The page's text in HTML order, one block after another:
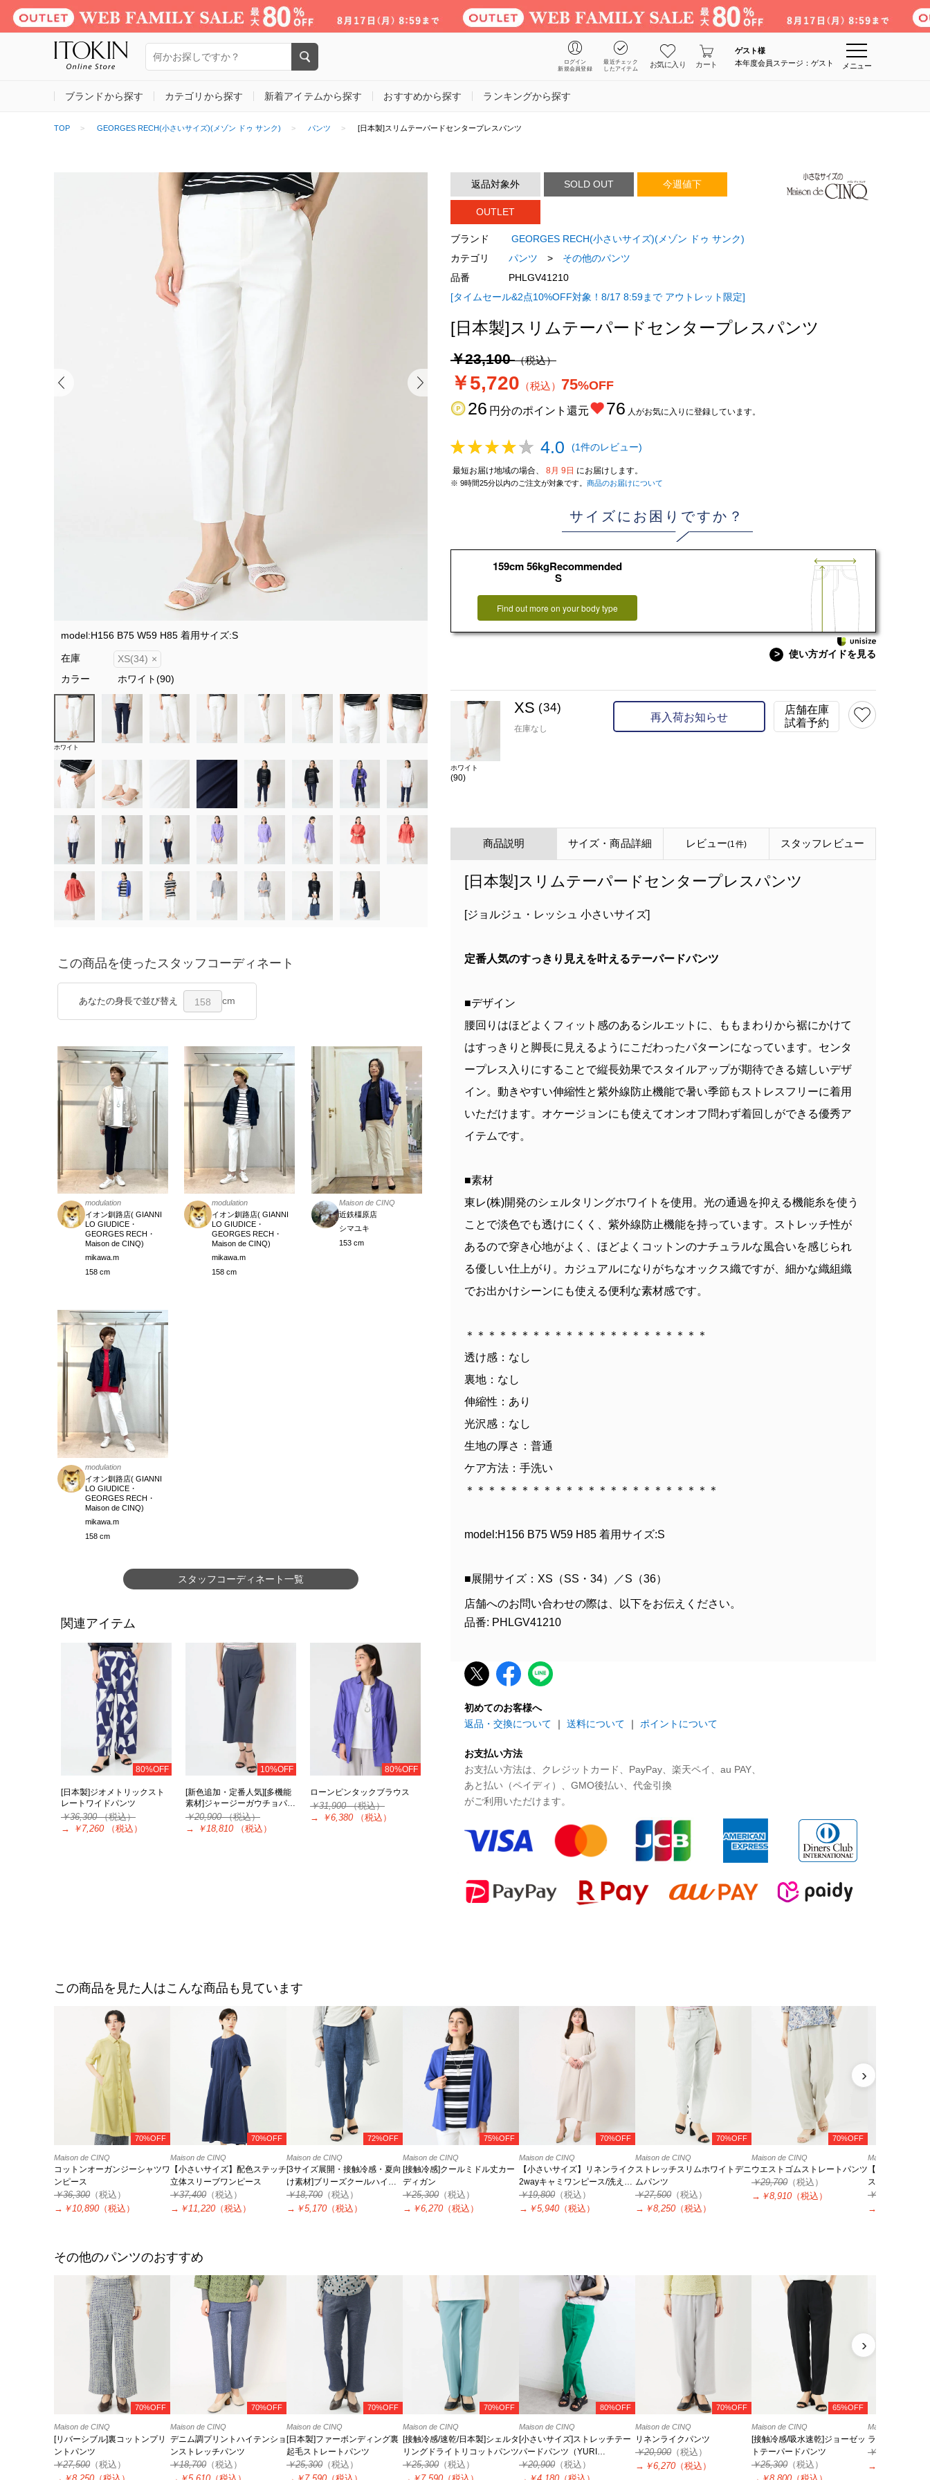
ログイン
新規会員登録
最近チェック
したアイテム
お気に入り カート
ゲスト様
本年度会員ステージ：ゲスト
メニュー
ブランドから探す カテゴリから探す 新着アイテムから探す おすすめから探す ランキングから探す
TOP GEORGES RECH(小さいサイズ)(メゾン ドゥ サンク) パンツ [日本製]スリムテーパードセンタープレスパンツ
model:H156 B75 W59 H85 着用サイズ:S
在庫 XS(34) ×
カラー
ホワイト(90)
model:H156 B75 W59 H85 着用サイズ:S model:H156 B75 W59 H85
ホワイト
この商品を使ったスタッフコーディネート
あなたの身長で並び替え 158 cm
modulation
イオン釧路店( GIANNI
LO GIUDICE・
GEORGES RECH・
Maison de CINQ)
mikawa.m
158 cm
modulation
イオン釧路店( GIANNI
LO GIUDICE・
GEORGES RECH・
Maison de CINQ)
mikawa.m
158 cm
Maison de CINQ
近鉄橿原店
シマユキ
153 cm
modulation
イオン釧路店( GIANNI
LO GIUDICE・
GEORGES RECH・
Maison de CINQ)
mikawa.m
158 cm
スタッフコーディネート一覧
関連アイテム
80%OFF
[日本製]ジオメトリックスト
レートワイドパンツ
￥36,300（税込）
→
￥7,260 （税込）
10%OFF
[新色追加・定番人気][多機能
素材]ジャージーガウチョパ…
￥20,900（税込）
→
￥18,810 （税込）
80%OFF
ローンピンタックブラウス
￥31,900（税込）
→
￥6,380 （税込）
返品対象外 SOLD OUT 今週値下
OUTLET
ブランド
GEORGES RECH(小さいサイズ)(メゾン ドゥ サンク)
カテゴリ
パンツ >
その他のパンツ
品番
PHLGV41210
[タイムセール&2点10%OFF対象！8/17 8:59まで アウトレット限定]
[日本製]スリムテーパードセンタープレスパンツ
￥23,100（税込）
￥5,720 （税込） 75%OFF
26 円分のポイント還元 76 人がお気に入りに登録しています。
4.0 (1件のレビュー)
最短お届け地域の場合、 8月 9日 にお届けします。
※ 9時間25分以内のご注文が対象です。 商品のお届けについて
サイズにお困りですか？
159cm 56kgRecommended
S
Find out more on your body type
> 使い方ガイドを見る
ホワイト
(90)
XS (34)
在庫なし
再入荷お知らせ
店舗在庫
試着予約
商品説明 サイズ・商品詳細 レビュー(1件) スタッフ レビュー
[日本製]スリムテーパードセンタープレスパンツ
[ジョルジュ・レッシュ 小さいサイズ]
定番人気のすっきり見えを叶えるテーパードパンツ
■デザイン
腰回りはほどよくフィット感のあるシルエットに、ももまわりから裾にかけて
はすっきりと脚長に見えるようにこだわったパターンになっています。センタ
ープレス入りにすることで縦長効果でスタイルアップが期待できる嬉しいデザ
イン。動きやすい伸縮性と紫外線防止機能で暑い季節もストレスフリーに着用
いただけます。オケージョンにも使えてオンオフ問わず着回しができる優秀ア
イテムです。
■素材
東レ(株)開発のシェルタリングホワイトを使用。光の通過を抑える機能糸を使う
ことで淡色でも透けにくく、紫外線防止機能を持っています。ストレッチ性が
あるので穿き心地がよく、ほどよくコットンのナチュラルな風合いを感じられ
る優しい仕上がり。カジュアルになりがちなオックス織ですが、細かな織組織
でお出かけシーンにも使える便利な素材感です。
＊＊＊＊＊＊＊＊＊＊＊＊＊＊＊＊＊＊＊＊＊＊
透け感：なし
裏地：なし
伸縮性：あり
光沢感：なし
生地の厚さ：普通
ケア方法：手洗い
＊＊＊＊＊＊＊＊＊＊＊＊＊＊＊＊＊＊＊＊＊＊＊
model:H156 B75 W59 H85 着用サイズ:S
■展開サイズ：XS（SS・34）／S（36）
店舗へのお問い合わせの際は、以下をお伝えください。
品番: PHLGV41210
初めてのお客様へ
返品・交換について ｜ 送料について ｜ ポイントについて
お支払い方法
お支払い方法は、クレジットカード、PayPay、楽天ペイ、au PAY、
あと払い（ペイディ）、GMO後払い、代金引換
がご利用いただけます。
この商品を見た人はこんな商品も見ています
70%OFF
Maison de CINQ
コットンオーガンジーシャツワ
ンピース
￥36,300 （税込）
→ ￥10,890 （税込）
70%OFF
Maison de CINQ
【小さいサイズ】配色ステッチ
立体スリーブワンピース
￥37,400 （税込）
→ ￥11,220 （税込）
72%OFF
Maison de CINQ
[3サイズ展開・接触冷感・夏向
け素材]ブリーズクールハイテ
ンションストレッチパンツ
￥18,700 （税込）
→ ￥5,170 （税込）
75%OFF
Maison de CINQ
[接触冷感]クールミドル丈カー
ディガン
￥25,300 （税込）
→ ￥6,270 （税込）
70%OFF
Maison de CINQ
【小さいサイズ】リネンライク
2wayキャミワンピース/洗える/
セットアップ対応
￥19,800 （税込）
→ ￥5,940 （税込）
70%OFF
Maison de CINQ
ストレッチスリムホワイトデニ
ムパンツ
￥27,500 （税込）
→ ￥8,250 （税込）
70%OFF
Maison de CINQ
ウエストゴムストレートパンツ
￥29,700 （税込）
→ ￥8,910 （税込）
Maison de CINQ
【小さいサイ
ストレッチパン
￥17,600
→
›
その他のパンツのおすすめ
70%OFF
Maison de CINQ
[リバーシブル]裏コットンプリ
ントパンツ
￥27,500 （税込）
70%OFF
Maison de CINQ
デニム調プリントハイテンショ
ンストレッチパンツ
￥18,700 （税込）
70%OFF
Maison de CINQ
[日本製]ファーボンディング裏
起毛ストレートパンツ
￥25,300 （税込）
70%OFF
Maison de CINQ
[接触冷感/速乾/日本製]シェルタ
リングドライトリコットパンツ
￥25,300 （税込）
80%OFF
Maison de CINQ
[小さいサイズ]ストレッチテー
パードパンツ（YURI
KOBAYASHIコラボ）
￥20,900 （税込）
70%OFF
Maison de CINQ
リネンライクパンツ
￥20,900 （税込）
→ ￥6,270 （税込）
65%OFF
Maison de CINQ
[接触冷感/吸水速乾]ジョーゼッ
トテーパードパンツ
￥25,300 （税込）
Maison de CINQ
ライトグログラ
￥25,300
→
›